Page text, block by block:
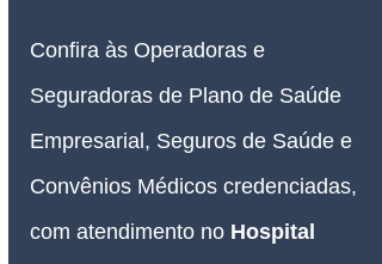
Confira às Operadoras e
Seguradoras de Plano de Saúde
Empresarial, Seguros de Saúde e
Convênios Médicos credenciadas,
com atendimento no Hospital